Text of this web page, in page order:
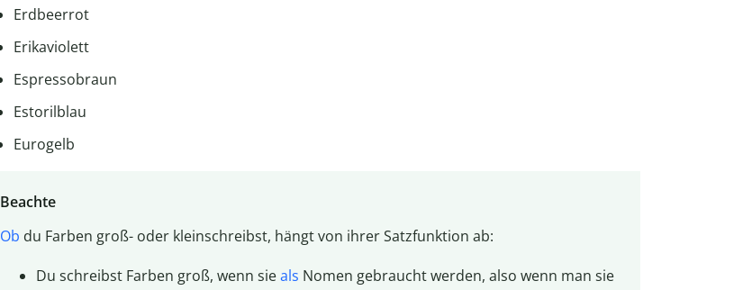
Erdbeerrot
Erikaviolett
Espressobraun
Estorilblau
Eurogelb
Beachte
Ob du Farben groß- oder kleinschreibst, hängt von ihrer Satzfunktion ab:
Du schreibst Farben groß, wenn sieals Nomen gebraucht werden, also wenn man sie